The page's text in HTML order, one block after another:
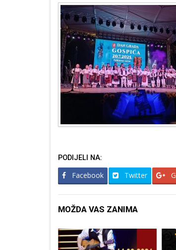
PODIJELI NA:
Facebook Twitter
MOŽDA VAS ZANIMA